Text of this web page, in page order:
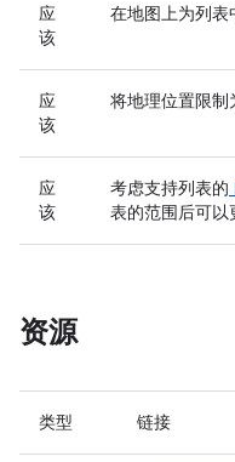
应
该
在地图上为列表
应
该
将地理位置限制
应
该
考虑支持列表的
表的范围后可以
资源
类型 链接